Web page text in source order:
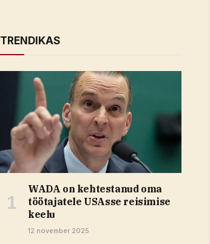
TRENDIKAS
WADA on kehtestanud oma
töötajatele USAsse reisimise
keelu
12 november 2025